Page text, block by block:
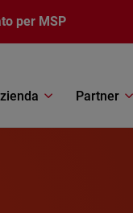
per MSP
Partner